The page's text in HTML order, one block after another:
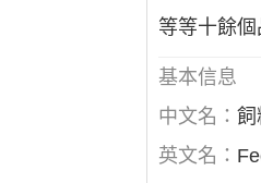
等等十餘個
基本信息
中文名：飼
英文名：